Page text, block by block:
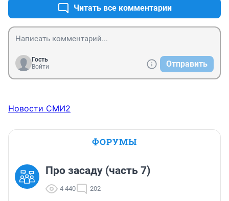
Читать все комментарии
Гость
Войти
Отправить
Новости СМИ2
ФОРУМЫ
Про засаду (часть 7)
4 440 202